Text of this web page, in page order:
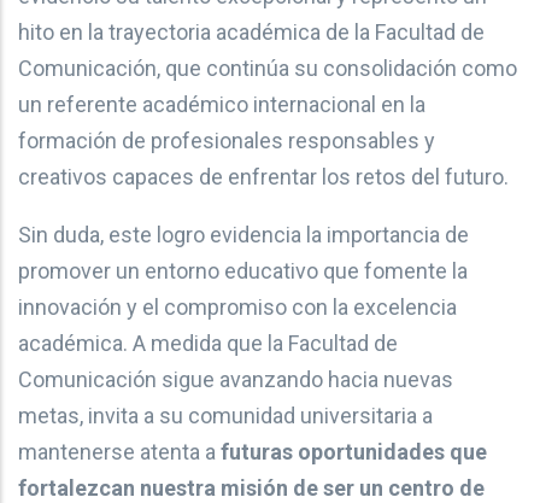
hito en la trayectoria académica de la Facultad de
Comunicación, que continúa su consolidación como
un referente académico internacional en la
formación de profesionales responsables y
creativos capaces de enfrentar los retos del futuro.
Sin duda, este logro evidencia la importancia de
promover un entorno educativo que fomente la
innovación y el compromiso con la excelencia
académica. A medida que la Facultad de
Comunicación sigue avanzando hacia nuevas
metas, invita a su comunidad universitaria a
mantenerse atenta afuturas oportunidades que
fortalezcan nuestra misión de ser un centro de